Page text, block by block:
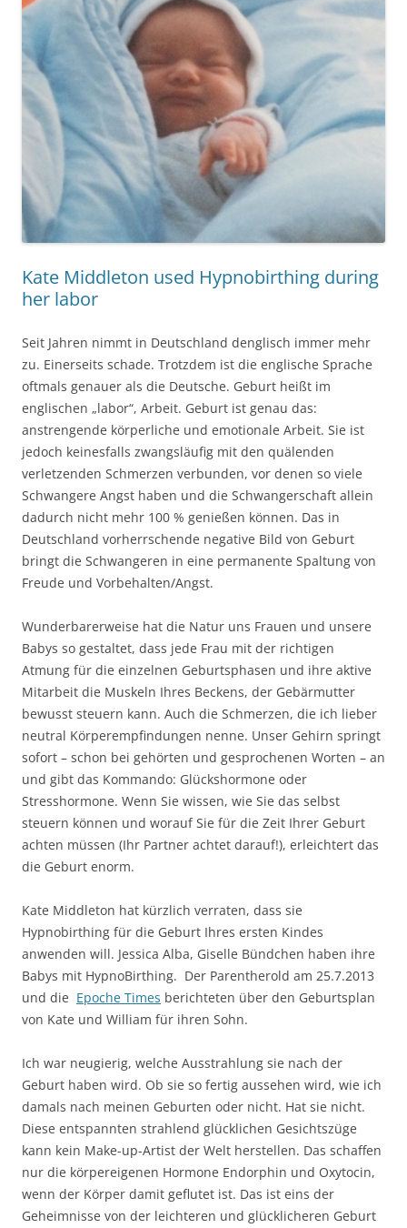
Kate Middleton used Hypnobirthing during
her labor
Seit Jahren nimmt in Deutschland denglisch immer mehr
zu. Einerseits schade. Trotzdem ist die englische Sprache
oftmals genauer als die Deutsche. Geburt heißt im
englischen „labor“, Arbeit. Geburt ist genau das:
anstrengende körperliche und emotionale Arbeit. Sie ist
jedoch keinesfalls zwangsläufig mit den quälenden
verletzenden Schmerzen verbunden, vor denen so viele
Schwangere Angst haben und die Schwangerschaft allein
dadurch nicht mehr 100 % genießen können. Das in
Deutschland vorherrschende negative Bild von Geburt
bringt die Schwangeren in eine permanente Spaltung von
Freude und Vorbehalten/Angst.
Wunderbarerweise hat die Natur uns Frauen und unsere
Babys so gestaltet, dass jede Frau mit der richtigen
Atmung für die einzelnen Geburtsphasen und ihre aktive
Mitarbeit die Muskeln Ihres Beckens, der Gebärmutter
bewusst steuern kann. Auch die Schmerzen, die ich lieber
neutral Körperempfindungen nenne. Unser Gehirn springt
sofort – schon bei gehörten und gesprochenen Worten – an
und gibt das Kommando: Glückshormone oder
Stresshormone. Wenn Sie wissen, wie Sie das selbst
steuern können und worauf Sie für die Zeit Ihrer Geburt
achten müssen (Ihr Partner achtet darauf!), erleichtert das
die Geburt enorm.
Kate Middleton hat kürzlich verraten, dass sie
Hypnobirthing für die Geburt Ihres ersten Kindes
anwenden will. Jessica Alba, Giselle Bündchen haben ihre
Babys mit HypnoBirthing. Der Parentherold am 25.7.2013
und die Epoche Times berichteten über den Geburtsplan
von Kate und William für ihren Sohn.
Ich war neugierig, welche Ausstrahlung sie nach der
Geburt haben wird. Ob sie so fertig aussehen wird, wie ich
damals nach meinen Geburten oder nicht. Hat sie nicht.
Diese entspannten strahlend glücklichen Gesichtszüge
kann kein Make-up-Artist der Welt herstellen. Das schaffen
nur die körpereigenen Hormone Endorphin und Oxytocin,
wenn der Körper damit geflutet ist. Das ist eins der
Geheimnisse von der leichteren und glücklicheren Geburt